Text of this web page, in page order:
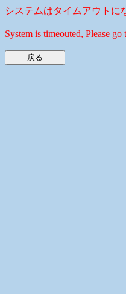
システムはタイムアウトに
System is timeouted, Please go